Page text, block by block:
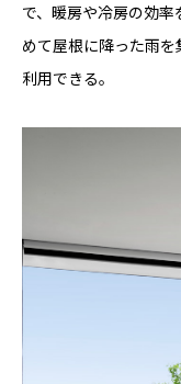
で、暖房や冷房の効
めて屋根に降った雨
利用できる。